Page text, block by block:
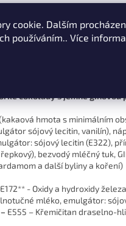
cookie. Dalším
používáním.. Více
čokolády s jemně ginovou
hmota s minimálním
sójový lecitin, vanilín),
sójový lecitin (E322),
bezvodý mléčný tuk,
a další byliny a koření)
- Oxidy a hydroxidy
mléko, emulgátor:
E555 – Křemičitan draselno-